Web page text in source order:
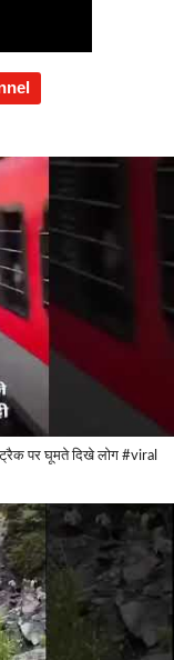
ट्रैक पर घूमते दिखे लोग #viral